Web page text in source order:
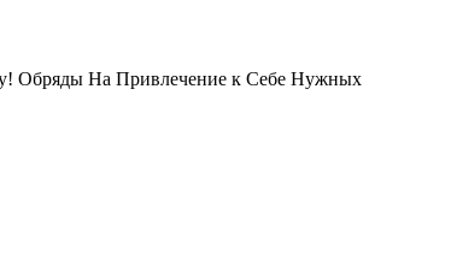
Обряды На Привлечение к Себе Нужных